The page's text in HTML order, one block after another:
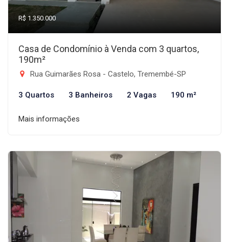
R$ 1.350.000
Casa de Condomínio à Venda com 3 quartos,
190m²
Rua Guimarães Rosa - Castelo, Tremembé-SP
3 Quartos 3 Banheiros 2 Vagas 190 m²
Mais informações